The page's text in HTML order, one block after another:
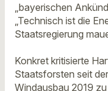
„bayerischen
„Technisch ist die
Staatsregierung
Konkret kritisierte
Staatsforsten seit
Windausbau 2019